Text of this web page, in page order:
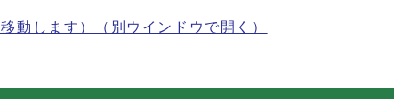
動します） （別ウインドウで開く）